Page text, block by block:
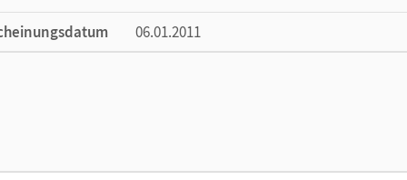
06.01.2011